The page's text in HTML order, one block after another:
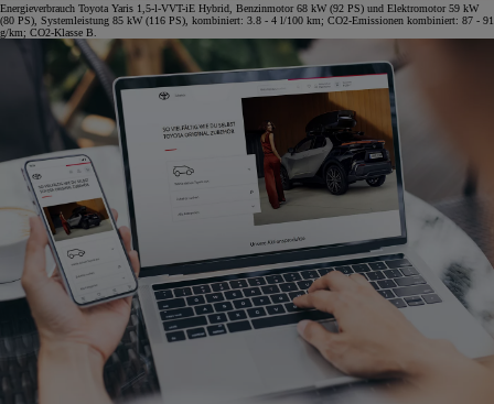
Energieverbrauch Toyota Yaris 1,5-l-VVT-iE Hybrid, Benzinmotor 68 kW (92 PS) und Elektromotor 59 kW
(80 PS), Systemleistung 85 kW (116 PS), kombiniert: 3.8 - 4 l/100 km; CO2-Emissionen kombiniert: 87 - 91
g/km; CO2-Klasse B.